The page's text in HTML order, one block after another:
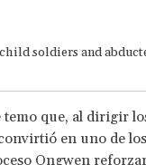
soldiers and
temo que, al dirigir
en uno de
Ongwen